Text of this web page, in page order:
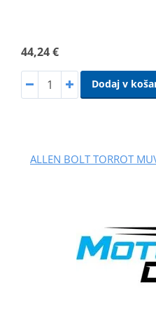
44,24 €
Dodaj v
ALLEN BOLT TORROT